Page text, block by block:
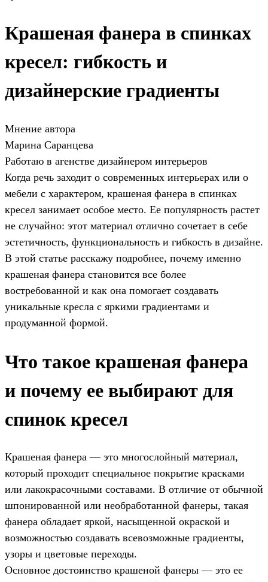
Крашеная фанера в спинках
кресел: гибкость и
дизайнерские градиенты
Мнение автора
Марина Саранцева
Работаю в агенстве дизайнером интерьеров
Когда речь заходит о современных интерьерах или о
мебели с характером, крашеная фанера в спинках
кресел занимает особое место. Ее популярность растет
не случайно: этот материал отлично сочетает в себе
эстетичность, функциональность и гибкость в дизайне.
В этой статье расскажу подробнее, почему именно
крашеная фанера становится все более
востребованной и как она помогает создавать
уникальные кресла с яркими градиентами и
продуманной формой.
Что такое крашеная фанера
и почему ее выбирают для
спинок кресел
Крашеная фанера — это многослойный материал,
который проходит специальное покрытие красками
или лакокрасочными составами. В отличие от обычной
шпонированной или необработанной фанеры, такая
фанера обладает яркой, насыщенной окраской и
возможностью создавать всевозможные градиенты,
узоры и цветовые переходы.
Основное достоинство крашеной фанеры — это ее